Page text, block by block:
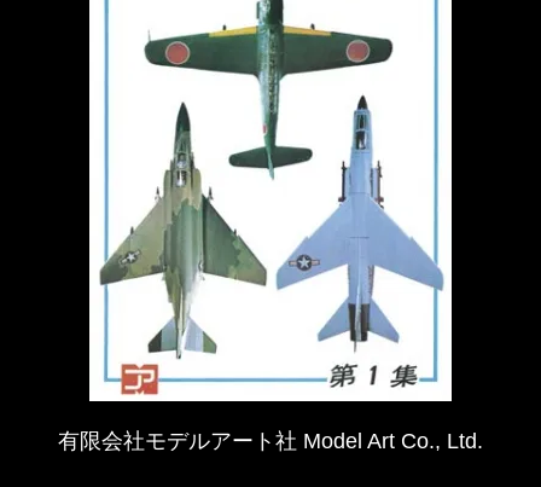
有限会社モデルアート社 Model Art Co., Ltd.